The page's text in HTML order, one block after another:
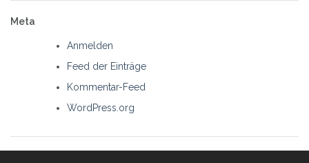
Meta
Anmelden
Feed der Einträge
Kommentar-Feed
WordPress.org